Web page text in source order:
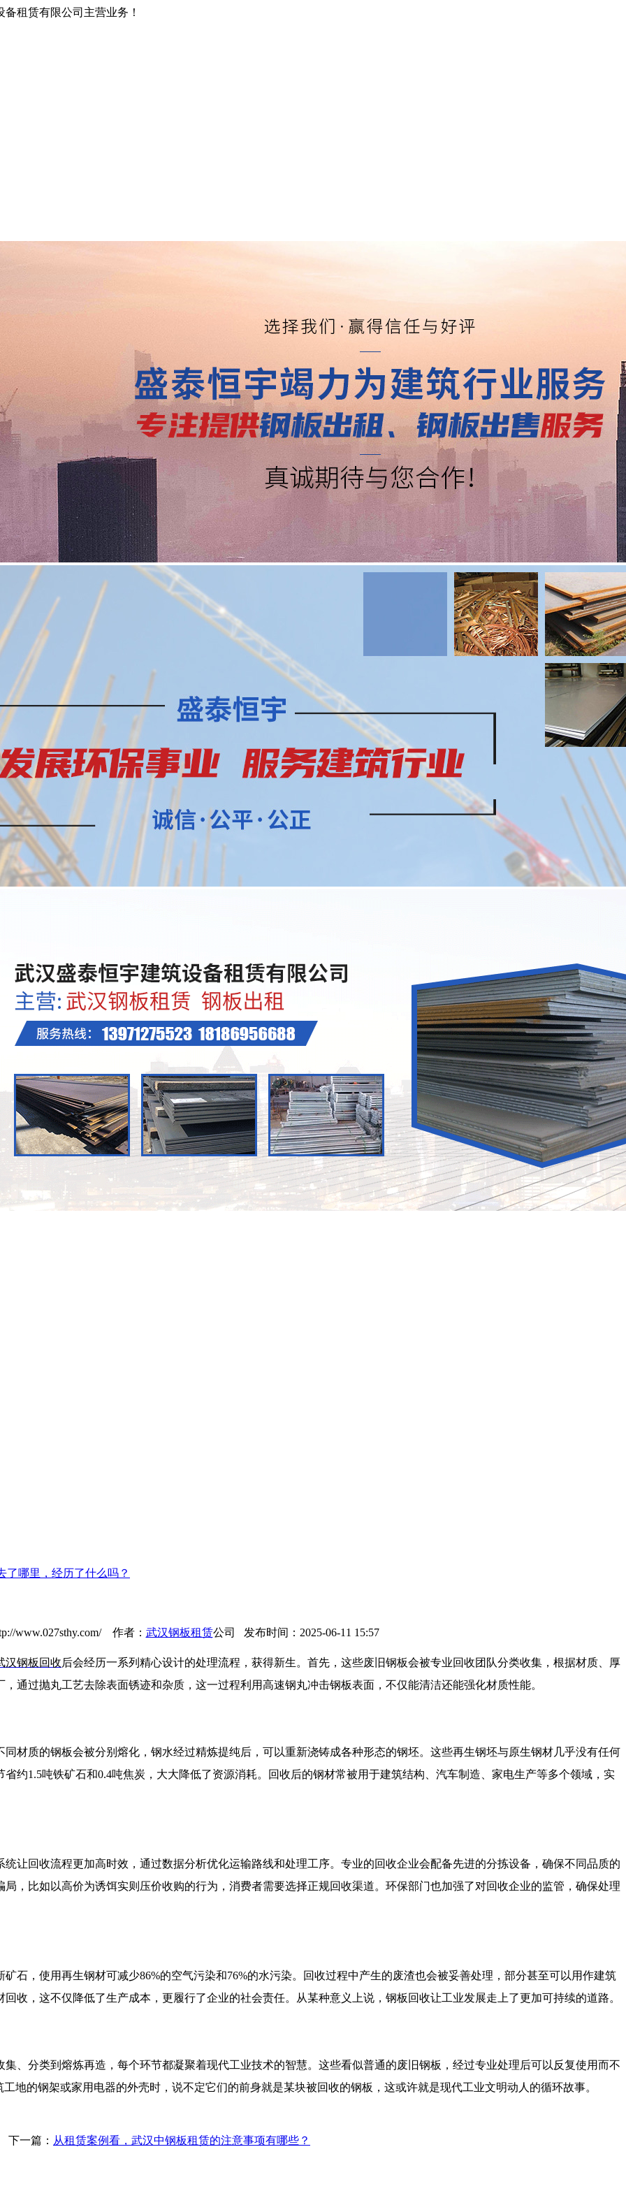
租赁有限公司主营业务！
了哪里，经历了什么吗？
www.027sthy.com/ 作者： 武汉钢板租赁公司 发布时间：2025-06-11 15:57
汉钢板回收后会经历一系列精心设计的处理流程，获得新生。首先，这些废旧钢板会被专业回收团队分类收集，根据材质、厚
通过抛丸工艺去除表面锈迹和杂质，这一过程利用高速钢丸冲击钢板表面，不仅能清洁还能强化材质性能。
质的钢板会被分别熔化，钢水经过精炼提纯后，可以重新浇铸成各种形态的钢坯。这些再生钢坯与原生钢材几乎没有任何
约1.5吨铁矿石和0.4吨焦炭，大大降低了资源消耗。回收后的钢材常被用于建筑结构、汽车制造、家电生产等多个领域，实
回收流程更加高时效，通过数据分析优化运输路线和处理工序。专业的回收企业会配备先进的分拣设备，确保不同品质的
，比如以高价为诱饵实则压价收购的行为，消费者需要选择正规回收渠道。环保部门也加强了对回收企业的监管，确保处理
，使用再生钢材可减少86%的空气污染和76%的水污染。回收过程中产生的废渣也会被妥善处理，部分甚至可以用作建筑
收，这不仅降低了生产成本，更履行了企业的社会责任。从某种意义上说，钢板回收让工业发展走上了更加可持续的道路。
分类到熔炼再造，每个环节都凝聚着现代工业技术的智慧。这些看似普通的废旧钢板，经过专业处理后可以反复使用而不
地的钢架或家用电器的外壳时，说不定它们的前身就是某块被回收的钢板，这或许就是现代工业文明动人的循环故事。
一篇： 从租赁案例看，武汉中钢板租赁的注意事项有哪些？